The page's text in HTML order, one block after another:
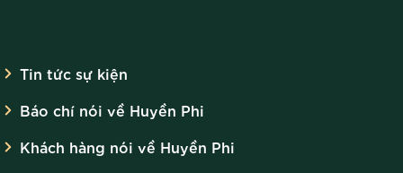
Tin tức sự kiện
Báo chí nói về Huyền Phi
Khách hàng nói về Huyền Phi